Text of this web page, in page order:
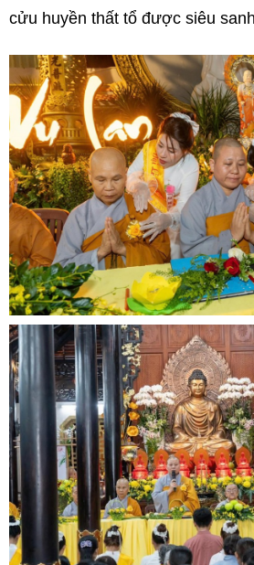
cửu huyền thất tổ được siêu